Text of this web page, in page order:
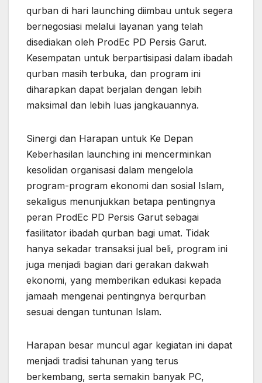
qurban di hari launching diimbau untuk segera
bernegosiasi melalui layanan yang telah
disediakan oleh ProdEc PD Persis Garut.
Kesempatan untuk berpartisipasi dalam ibadah
qurban masih terbuka, dan program ini
diharapkan dapat berjalan dengan lebih
maksimal dan lebih luas jangkauannya.
Sinergi dan Harapan untuk Ke Depan
Keberhasilan launching ini mencerminkan
kesolidan organisasi dalam mengelola
program-program ekonomi dan sosial Islam,
sekaligus menunjukkan betapa pentingnya
peran ProdEc PD Persis Garut sebagai
fasilitator ibadah qurban bagi umat. Tidak
hanya sekadar transaksi jual beli, program ini
juga menjadi bagian dari gerakan dakwah
ekonomi, yang memberikan edukasi kepada
jamaah mengenai pentingnya berqurban
sesuai dengan tuntunan Islam.
Harapan besar muncul agar kegiatan ini dapat
menjadi tradisi tahunan yang terus
berkembang, serta semakin banyak PC,